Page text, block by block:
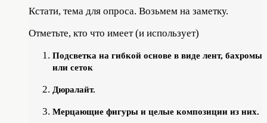
Кстати, тема для опроса. Возьмем на заметку.
Отметьте, кто что имеет (и использует)
Подсветка на гибкой основе в виде лент, бахромы
или сеток
Дюралайт.
Мерцающие фигуры и целые композиции из них.